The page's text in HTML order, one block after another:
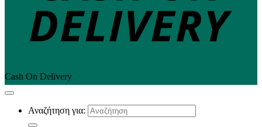
Cash On Delivery
Αναζήτηση για: